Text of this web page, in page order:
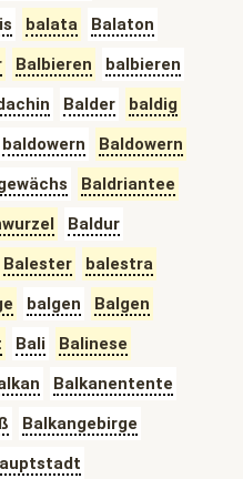
balata
Balaton
Balbieren
balbieren
Balder
baldig
baldowern
Baldowern
Baldriantee
Baldur
Balester
balestra
balgen
Balgen
Bali
Balinese
Balkanentente
Balkangebirge